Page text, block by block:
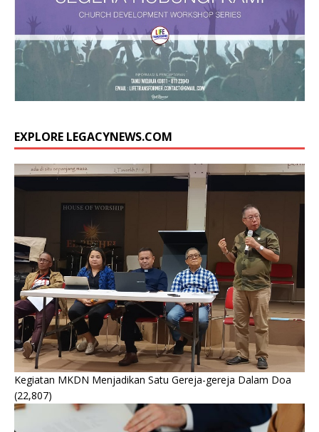
EXPLORE LEGACYNEWS.COM
Kegiatan MKDN Menjadikan Satu Gereja-gereja Dalam Doa
(22,807)